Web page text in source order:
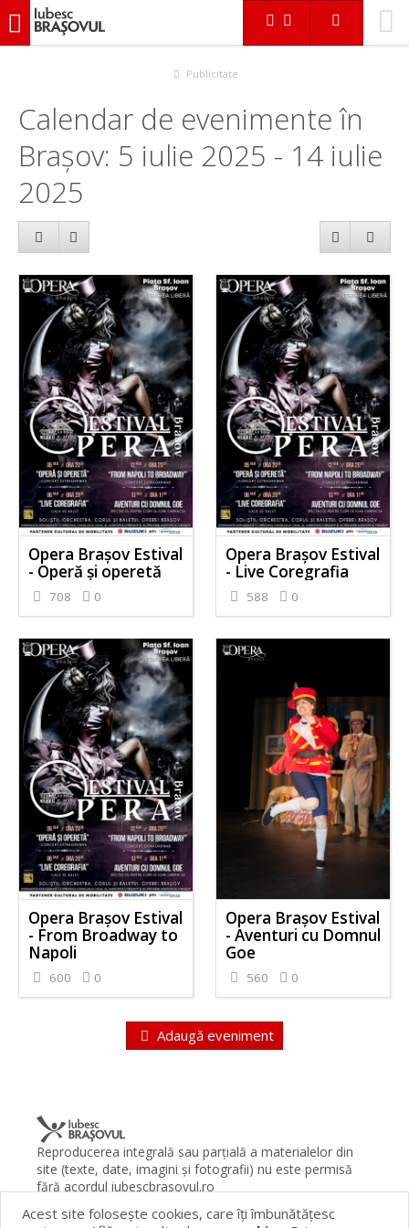
iubescbraşovul.ro
Publicitate
Calendar de evenimente în
Brașov: 5 iulie 2025 - 14 iulie
2025
Opera Brașov Estival
- Operă și operetă
708 0
Opera Brașov Estival
- Live Coregrafia
588 0
Opera Brașov Estival
- From Broadway to
Napoli
600 0
Opera Brașov Estival
- Aventuri cu Domnul
Goe
560 0
Adaugă eveniment
Reproducerea integrală sau parţială a materialelor din
site (texte, date, imagini şi fotografii) nu este permisă
fără acordul iubescbrasovul.ro
Termeni şi condiţii
Contact Despre proiect FAQ
Acest site foloseşte cookies, care îţi îmbunătăţesc